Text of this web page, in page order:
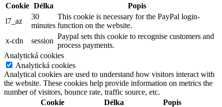
Cookie Délka
Popis
l7_az
30
minutes
This cookie is necessary for the PayPal login-
function on the website.
x-cdn
session
Paypal sets this cookie to recognise customers and
process payments.
Analytická cookies
Analytická cookies
Analytical cookies are used to understand how visitors interact with
the website. These cookies help provide information on metrics the
number of visitors, bounce rate, traffic source, etc.
Cookie
Délka Popis